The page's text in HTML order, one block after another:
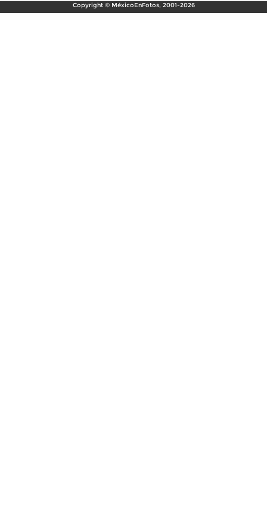
Copyright © MéxicoEnFotos, 2001-2026